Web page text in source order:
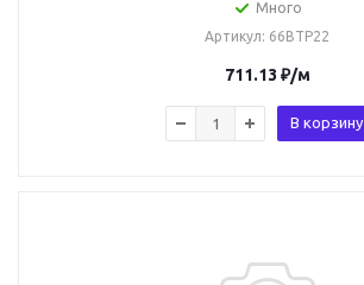
Много
Артикул: 66BTP22
711.13 ₽/м
В корзину